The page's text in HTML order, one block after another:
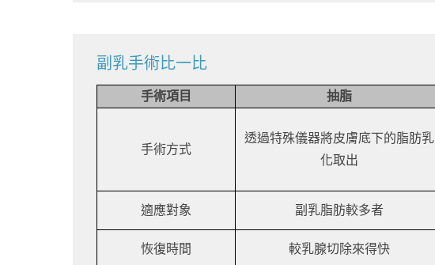
副乳手術比一比
手術項目 抽脂
手術方式
透過特殊儀器將皮膚底下的脂肪乳
化取出
適應對象 副乳脂肪較多者
恢復時間 較乳腺切除來得快